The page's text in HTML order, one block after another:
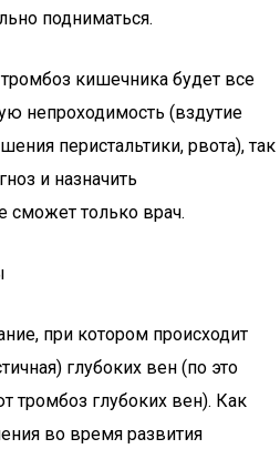
подниматься.
кишечника будет все
непроходимость (вздутие
перистальтики, рвота), так
и назначить
сможет только врач.
при котором происходит
глубоких вен (по это
тромбоз глубоких вен). Как
во время развития